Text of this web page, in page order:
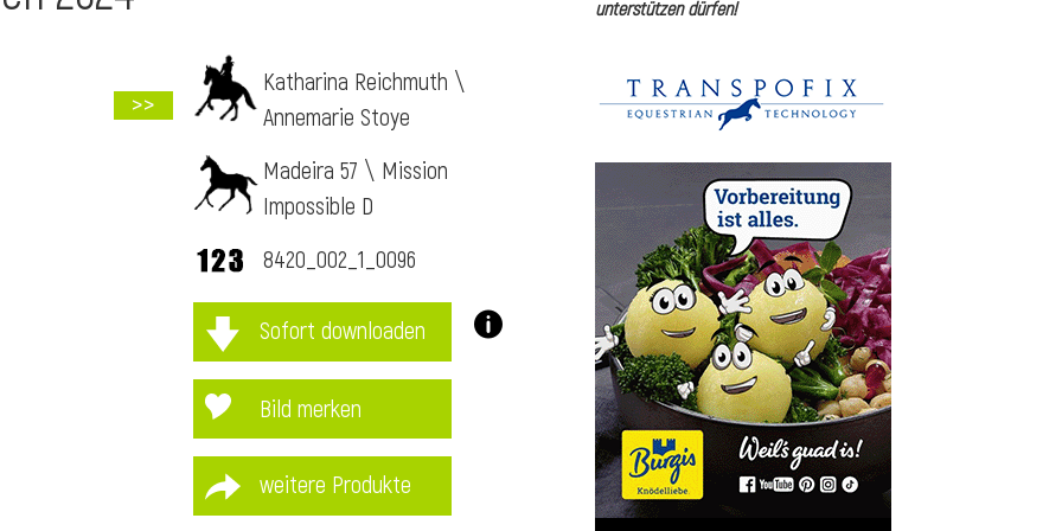
>>
Katharina Reichmuth \
Annemarie Stoye
Madeira 57 \ Mission
Impossible D
8420_002_1_0096
Sofort downloaden
Bild merken
weitere Produkte
unterstützen dürfen!